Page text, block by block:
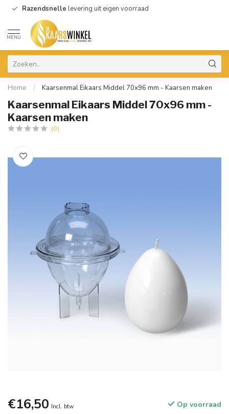
Razendsnelle levering uit eigen voorraad
MENU
Home / Kaarsenmal Eikaars Middel 70x96 mm - Kaarsen maken
Kaarsenmal Eikaars Middel 70x96 mm -
Kaarsen maken
(0)
€16,50 Incl. btw Op voorraad